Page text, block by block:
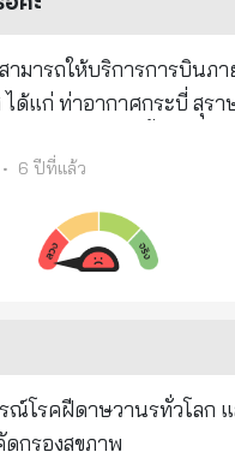
งปืนแม่น... > ระยะแค่นี้
แน่นอน... > ในขณะที่กำลัง
ากินอยู่บริเวณใกล้ ๆ ... วิ่ง
ตะลึง...ไม่รู้ว่าเกิดอะไรขึ้น
. โยนวัตถุเล็ก ๆ...สีดำ ๆ..ชิ้น
ดแดงฉาน..เต็มตัว... > คุณ
นหน้าหนี... > ลิงที่ตกลงมา
ง.เธอกำลังให้นม ลูก... >
มารถให้บริการการบินภา
ได้แก่ ท่าอากาศกระบี่ สุรา
ปิดให้บริการ ทุกเส้นทางที่บิ
• 6 ปีที่แล้ว
ณ์โรคฝีดาษวานรทั่วโลก แ
กรองสุขภาพ